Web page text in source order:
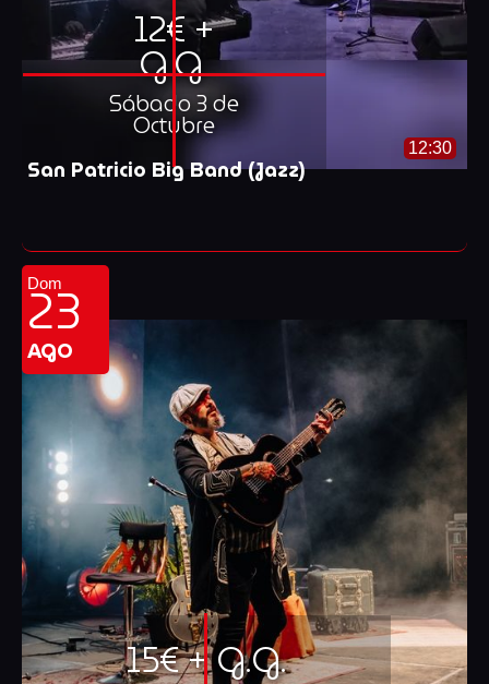
12€ +
G.G.
Sábado 3 de
Octubre
12:30
San Patricio Big Band (Jazz)
Dom
23
AGO
15€ + G.G.